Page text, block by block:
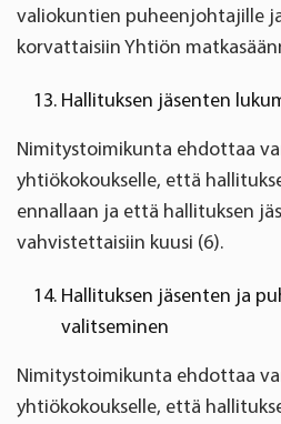
valiokuntien puheenjohtajille
korvattaisiin Yhtiön
Hallituksen jäsenten
Nimitystoimikunta ehdottaa
yhtiökokoukselle, että
ennallaan ja että hallituksen
vahvistettaisiin kuusi (6).
Hallituksen jäsenten ja
valitseminen
Nimitystoimikunta ehdottaa
yhtiökokoukselle, että